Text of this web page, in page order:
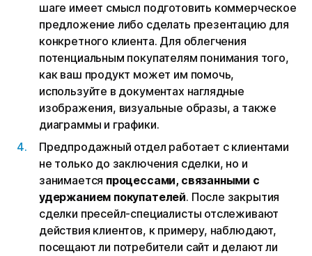
шаге имеет смысл подготовить коммерческое
предложение либо сделать презентацию для
конкретного клиента. Для облегчения
потенциальным покупателям понимания того,
как ваш продукт может им помочь,
используйте в документах наглядные
изображения, визуальные образы, а также
диаграммы и графики.
Предпродажный отдел работает с клиентами
не только до заключения сделки, но и
занимается процессами, связанными с
удержанием покупателей. После закрытия
сделки пресейл-специалисты отслеживают
действия клиентов, к примеру, наблюдают,
посещают ли потребители сайт и делают ли